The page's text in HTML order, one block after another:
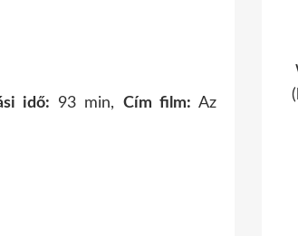
idő: 93 min, Cím film: Az